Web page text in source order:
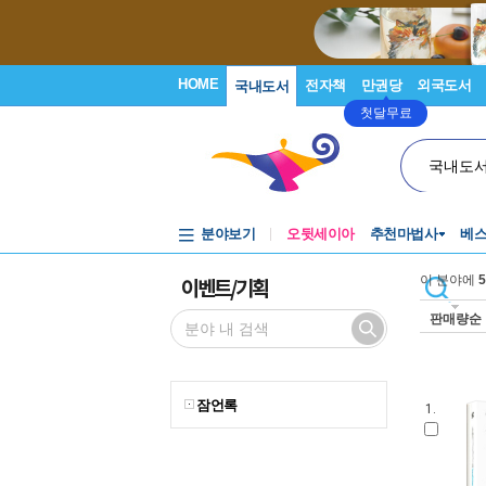
HOME 국내도서 전자책 만권당
첫달무료
외국도서
국내도
분야보기 오뒷세이아 추천마법사 베
이벤트/기획
잠언록
이 분야에 5
판매량순
1.